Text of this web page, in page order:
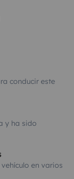
conducir este
y ha sido
en varios